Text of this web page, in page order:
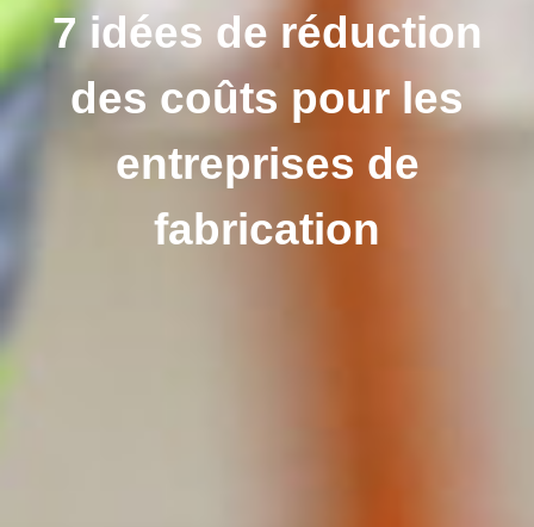
7 idées de réduction
des coûts pour les
entreprises de
fabrication